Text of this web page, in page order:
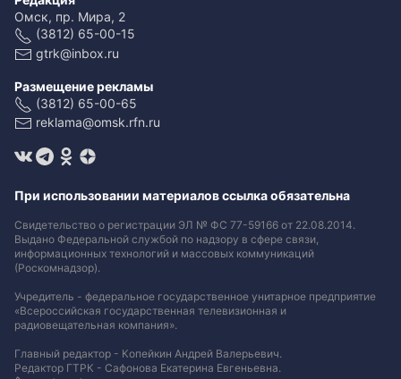
Омск, пр. Мира, 2
(3812) 65-00-15
gtrk@inbox.ru
Размещение рекламы
(3812) 65-00-65
reklama@omsk.rfn.ru
При использовании материалов ссылка обязательна
Свидетельство о регистрации ЭЛ № ФС 77-59166 от 22.08.2014.
Выдано Федеральной службой по надзору в сфере связи,
информационных технологий и массовых коммуникаций
(Роскомнадзор).
Учредитель - федеральное государственное унитарное предприятие
«Всероссийская государственная телевизионная и
радиовещательная компания».
Главный редактор - Копейкин Андрей Валерьевич.
Редактор ГТРК - Сафонова Екатерина Евгеньевна.